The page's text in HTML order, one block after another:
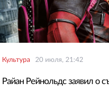
Культура 20 июля, 21:42
Райан Рейнольдс заявил о